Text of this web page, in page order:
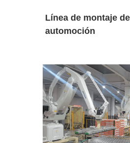
Línea de montaje
automoción